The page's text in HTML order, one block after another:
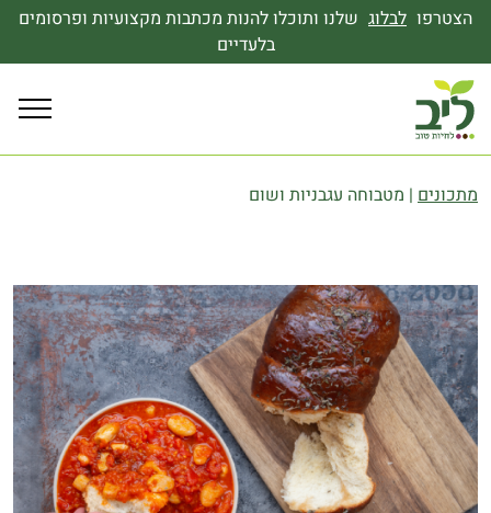
הצטרפו לבלוג שלנו ותוכלו להנות מכתבות מקצועיות ופרסומים
בלעדיים
מתכונים | מטבוחה עגבניות ושום